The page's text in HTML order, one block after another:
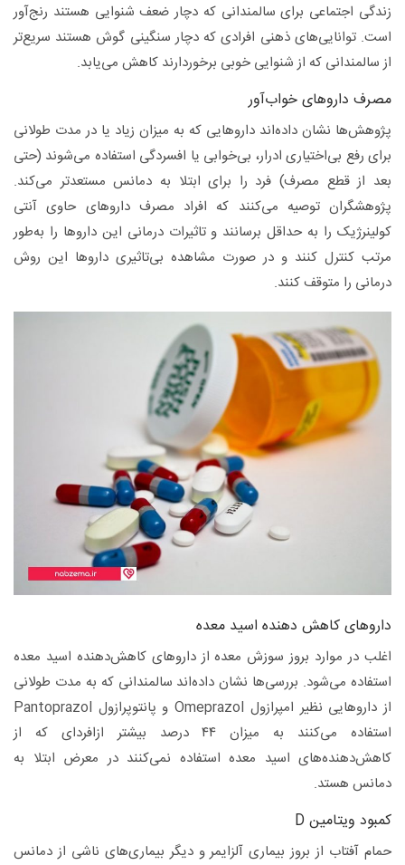
زندگی اجتماعی برای سالمندانی که دچار ضعف شنوایی هستند رنج‌آور
است. توانایی‌های ذهنی افرادی که دچار سنگینی گوش هستند سریع‌تر
از سالمندانی که از شنوایی خوبی برخوردارند کاهش می‌یابد.
مصرف داروهای خواب‌آور
پژوهش‌ها نشان داده‌اند داروهایی که به میزان زیاد یا در مدت طولانی
برای رفع بی‌اختیاری ادرار، بی‌خوابی یا افسردگی استفاده ‌می‌شوند (حتی
بعد از قطع مصرف) فرد را برای ابتلا به دمانس مستعدتر می‌کند.
پژوهشگران توصیه می‌کنند که افراد مصرف داروهای حاوی آنتی
کولینرژیک را به حداقل برسانند و تاثیرات درمانی این داروها را به‌طور
مرتب کنترل کنند و در صورت مشاهده بی‌تاثیری داروها این روش
درمانی را متوقف کنند.
داروهای کاهش دهنده اسید معده
اغلب در موارد بروز سوزش معده از داروهای کاهش‌دهنده اسید معده
استفاده می‌شود. بررسی‌ها نشان داده‌اند سالمندانی که به مدت طولانی
از داروهایی نظیر امپرازول Omeprazol و پانتوپرازول Pantoprazol
استفاده می‌کنند به میزان ۴۴ درصد بیشتر ازافردای که از
کاهش‌دهنده‌های اسید معده استفاده نمی‌کنند در معرض ابتلا به
دمانس هستد.
کمبود ویتامین D
حمام آفتاب از بروز بیماری آلزایمر و دیگر بیماری‌های ناشی از دمانس